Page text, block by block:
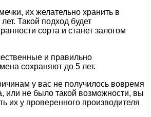
их желательно хранить в
Такой подход будет
сорта и станет залогом
и правильно
сохраняют до 5 лет.
у вас не получилось вовремя
или не было такой возможности, вы
их у проверенного производителя